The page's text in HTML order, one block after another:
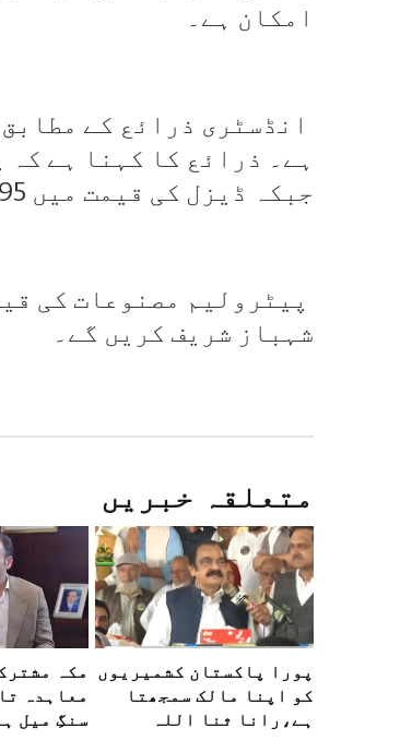
امکان ہے۔
جبکہ ڈیزل کی قیمت میں 95 سے 100 روپے کمی ہوسکتی ہے۔
پیٹرولیم مصنوعات کی
شہباز شریف کریں گے۔
متعلقہ خبریں
پورا پاکستان کشمیریوں
کو اپنا مالک سمجھتا
ہے،رانا ثنا اللہ
مکہ
معاہدہ
سنگِ میل